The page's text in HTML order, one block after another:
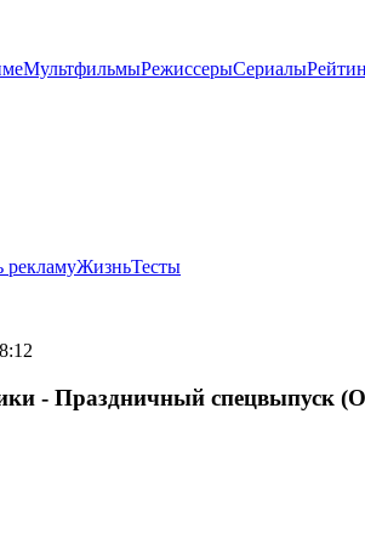
МультфильмыРежиссерыСериалы
рекламуЖизньТесты
- Праздничный спецвыпуск